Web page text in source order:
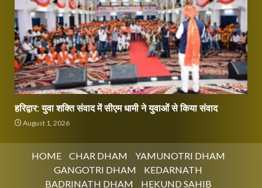
हरिद्वार: युवा शक्ति संवाद में सीएम धामी ने युवाओं से किया संवाद
August 1, 2026
HOME CHAR DHAM
YAMUNOTRI DHAM
GANGOTRI DHAM
KEDARNATH
BADRINATH DHAM
HEKUND SAHIB